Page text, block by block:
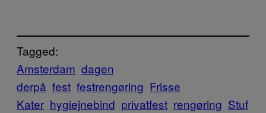
Tagged:
Amsterdam dagen
derpå fest festrengøring Frisse
Kater hygiejnebind privatfest rengøring Stuf